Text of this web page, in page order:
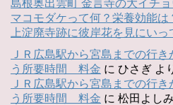
島根奥出雲町 金言寺の大イチ
マコモダケって何？栄養効能
上淀廃寺跡に彼岸花を見にいっ
ＪＲ広島駅から宮島までの行
う所要時間 料金 に ひさぎ よ
ＪＲ広島駅から宮島までの行
う所要時間 料金 に 松田よしみ